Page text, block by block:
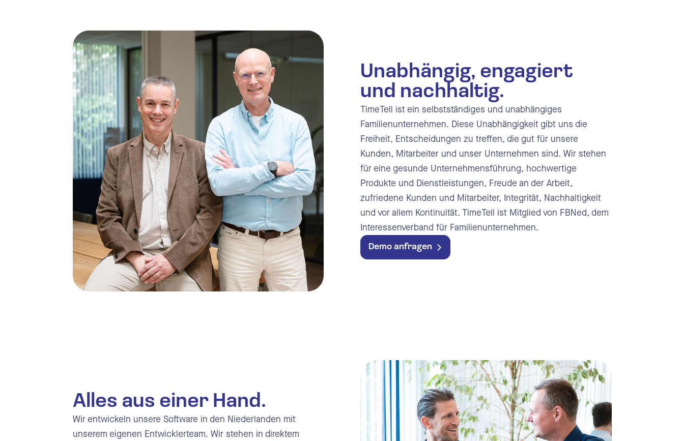
Planungssoftware
Urlaubs und Krankheitsverwaltung
E Mail Benachrichtigungen
Schnittstellen
Unabhängig, engagiert
und nachhaltig.
TimeTell ist ein selbstständiges und unabhängiges
Familienunternehmen. Diese Unabhängigkeit gibt uns die
Freiheit, Entscheidungen zu treffen, die gut für unsere
Kunden, Mitarbeiter und unser Unternehmen sind. Wir stehen
für eine gesunde Unternehmensführung, hochwertige
Produkte und Dienstleistungen, Freude an der Arbeit,
zufriedene Kunden und Mitarbeiter, Integrität, Nachhaltigkeit
und vor allem Kontinuität. TimeTell ist Mitglied von FBNed, dem
Interessenverband für Familienunternehmen.
Demo anfragen
Alles aus einer Hand.
Wir entwickeln unsere Software in den Niederlanden mit
unserem eigenen Entwicklerteam. Wir stehen in direktem